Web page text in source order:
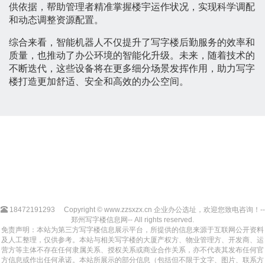
供依据，帮助管理者精准掌握楼宇运作状况，实现科学调配
和动态调整资源配置。
综合来看，智能机器人不仅提升了写字楼后勤服务的效率和
质量，也推动了办公环境的智能化升级。未来，随着技术的
不断迭代，这些设备将在更多细分场景发挥作用，助力写字
楼打造更加舒适、安全和高效的办公空间。
18472191293
Copyright © www.zzsxzx.cn 企业办公选址，欢迎您致电咨询！--
郑州写字楼信息网-- All rights reserved.
免责声明：本站为第三方写字楼信息展示平台，所提供的信息来源于互联网公开资料
及人工整理，仅供参考。本站与相关写字楼的大厦产权方、物业管理方、开发商、运
营方等主体不存在任何隶属关系、授权关系或商业合作关系，亦不代表其发布任何官
方信息或作出任何承诺。本站所展示的部分信息（包括但不限于文字、图片、联系方